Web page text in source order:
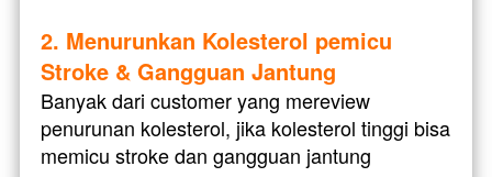
2. Menurunkan Kolesterol pemicu
Stroke & Gangguan Jantung
Banyak dari customer yang mereview
penurunan kolesterol, jika kolesterol tinggi bisa
memicu stroke dan gangguan jantung